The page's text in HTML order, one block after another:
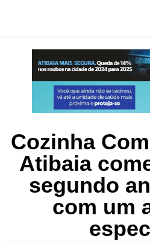
Cozinha
Atibaia
segundo
com um